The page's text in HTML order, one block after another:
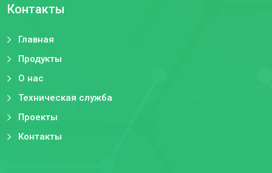
Контакты
Главная
Продукты
О нас
Техническая служба
Проекты
Контакты